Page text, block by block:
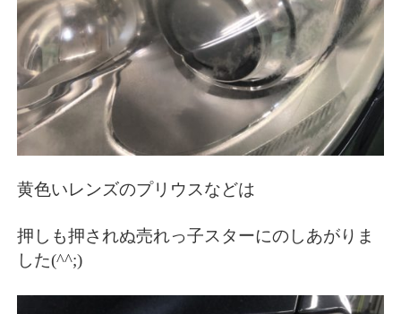
黄色いレンズのプリウスなどは
押しも押されぬ売れっ子スターにのしあがりま
した(^^;)